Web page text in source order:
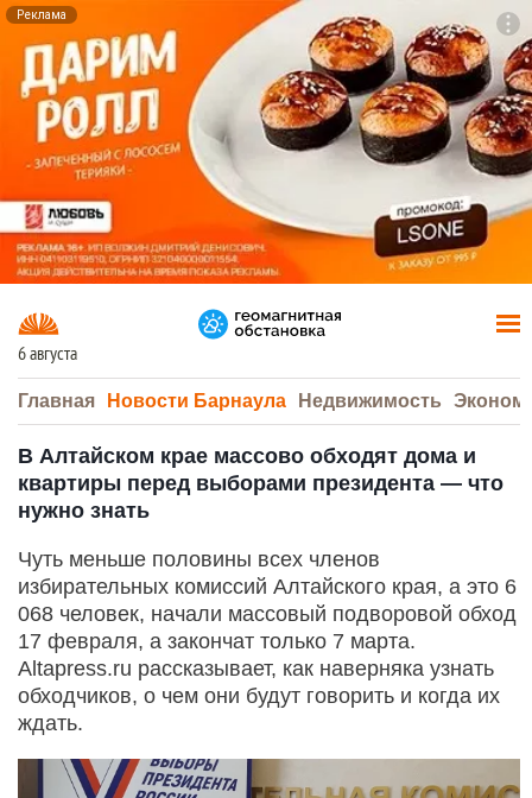
Реклама
6 августа
Главная Новости Барнаула Недвижимость
В Алтайском крае массово обходят дома и
квартиры перед выборами президента — что
нужно знать
Чуть меньше половины всех членов
избирательных комиссий Алтайского края, а это 6
068 человек, начали массовый подворовой обход
17 февраля, а закончат только 7 марта.
Altapress.ru рассказывает, как наверняка узнать
обходчиков, о чем они будут говорить и когда их
ждать.